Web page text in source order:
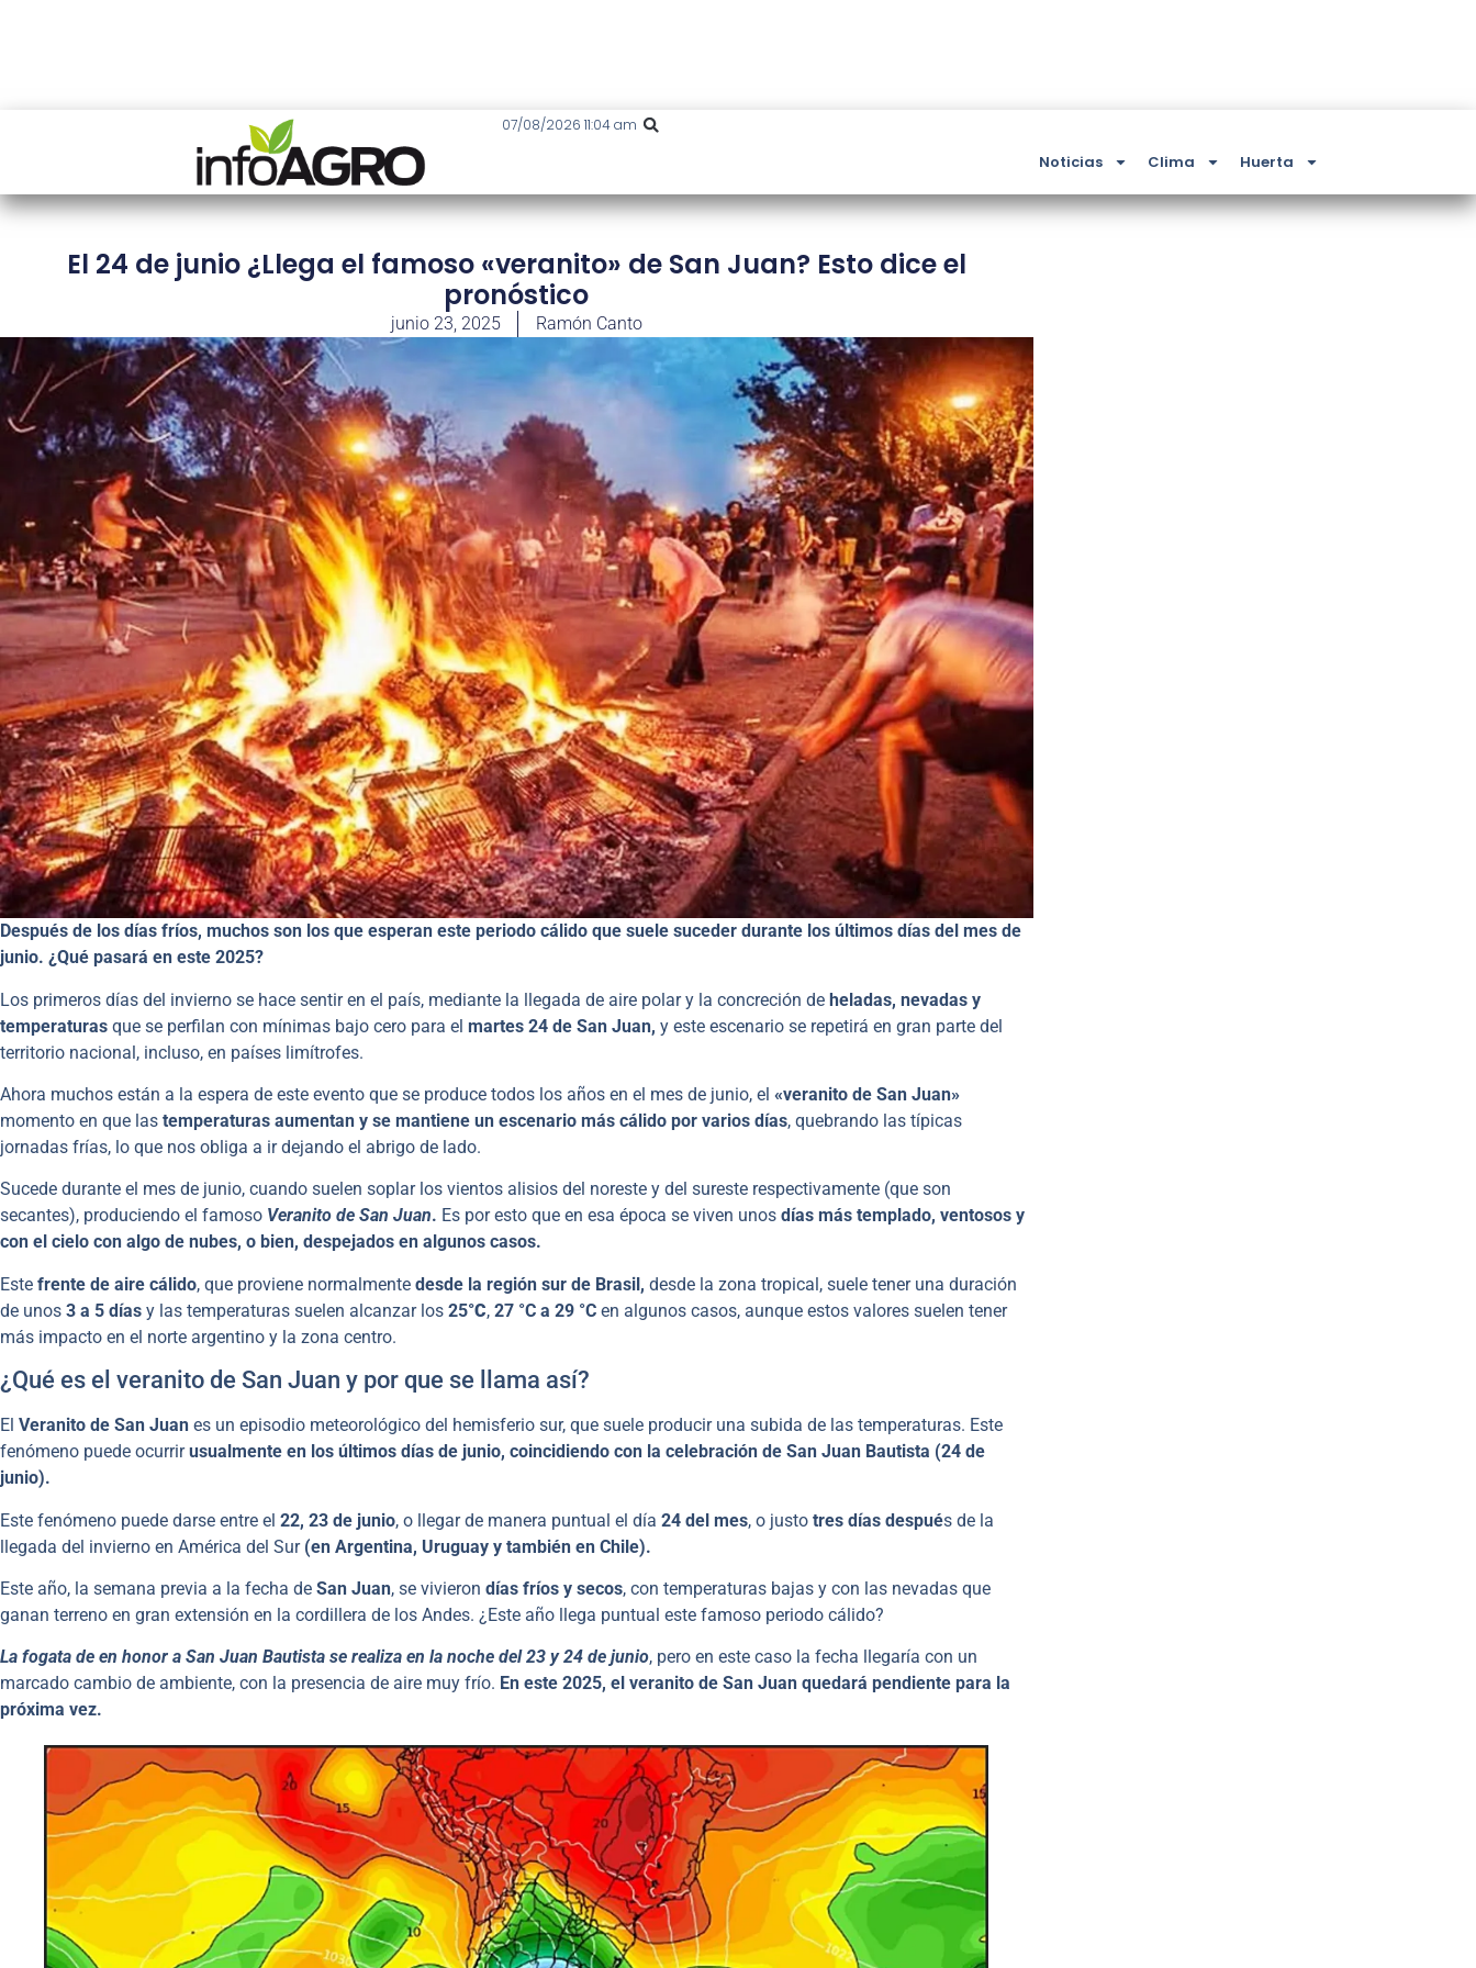
07/08/2026 11:04 am
Noticias Clima Huerta
El 24 de junio ¿Llega el famoso «veranito» de San Juan? Esto dice el
pronóstico
junio 23, 2025 Ramón Canto
Después de los días fríos, muchos son los que esperan este periodo cálido que suele suceder durante los últimos días del mes de
junio. ¿Qué pasará en este 2025?
Los primeros días del invierno se hace sentir en el país, mediante la llegada de aire polar y la concreción de heladas, nevadas y
temperaturas que se perfilan con mínimas bajo cero para el martes 24 de San Juan, y este escenario se repetirá en gran parte del
territorio nacional, incluso, en países limítrofes.
Ahora muchos están a la espera de este evento que se produce todos los años en el mes de junio, el «veranito de San Juan»
momento en que las temperaturas aumentan y se mantiene un escenario más cálido por varios días, quebrando las típicas
jornadas frías, lo que nos obliga a ir dejando el abrigo de lado.
Sucede durante el mes de junio, cuando suelen soplar los vientos alisios del noreste y del sureste respectivamente (que son
secantes), produciendo el famoso Veranito de San Juan. Es por esto que en esa época se viven unos días más templado, ventosos y
con el cielo con algo de nubes, o bien, despejados en algunos casos.
Este frente de aire cálido, que proviene normalmente desde la región sur de Brasil, desde la zona tropical, suele tener una duración
de unos 3 a 5 días y las temperaturas suelen alcanzar los 25°C, 27 °C a 29 °C en algunos casos, aunque estos valores suelen tener
más impacto en el norte argentino y la zona centro.
¿Qué es el veranito de San Juan y por que se llama así?
El Veranito de San Juan es un episodio meteorológico del hemisferio sur, que suele producir una subida de las temperaturas. Este
fenómeno puede ocurrirusualmente en los últimos días de junio, coincidiendo con la celebración de San Juan Bautista (24 de
junio).
Este fenómeno puede darse entre el 22, 23 de junio, o llegar de manera puntual el día 24 del mes, o justo tres días después de la
llegada del invierno en América del Sur(en Argentina, Uruguay y también en Chile).
Este año, la semana previa a la fecha de San Juan, se vivieron días fríos y secos, con temperaturas bajas y con las nevadas que
ganan terreno en gran extensión en la cordillera de los Andes. ¿Este año llega puntual este famoso periodo cálido?
La fogata de en honor a San Juan Bautista se realiza en la noche del 23 y 24 de junio, pero en este caso la fecha llegaría con un
marcado cambio de ambiente, con la presencia de aire muy frío. En este 2025, el veranito de San Juan quedará pendiente para la
próxima vez.